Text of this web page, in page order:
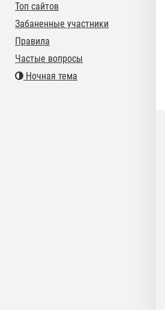
Топ сайтов
Забаненные участники
Правила
Частые вопросы
Ночная тема